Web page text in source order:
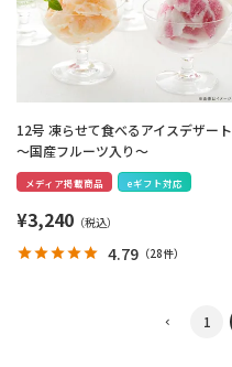
12号 凍らせて食べるアイスデザート
～国産フルーツ入り～
メディア掲載商品 eギフト対応
¥3,240
4.79 （28件）
1